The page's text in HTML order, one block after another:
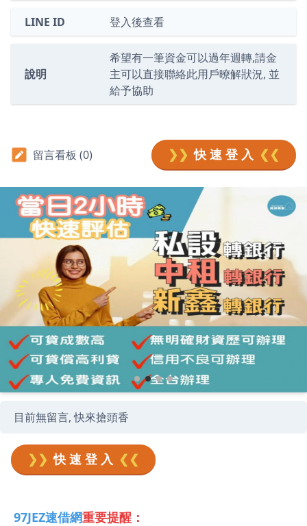
LINE ID 登入後查看
說明
希望有一筆資金可以過年週轉,請金
主可以直接聯絡此用戶暸解狀況, 並
給予協助
留言看板 (0) ❯❯ 快 速 登 入 ❮❮
目前無留言, 快來搶頭香
❯❯ 快 速 登 入 ❮❮
97JEZ速借網重要提醒：